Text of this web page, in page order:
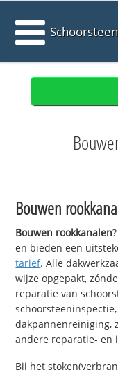
Bouwen
Bouwen rookkanalen
en bieden een
tarief. Alle
wijze opgepakt,
reparatie van
dakpannenreiniging,
andere reparatie- en
Bij het